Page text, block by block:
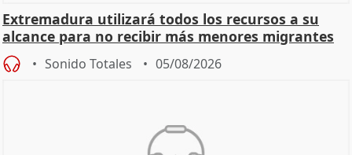
Extremadura utilizará todos los recursos a su
alcance para no recibir más menores migrantes
Sonido Totales 05/08/2026